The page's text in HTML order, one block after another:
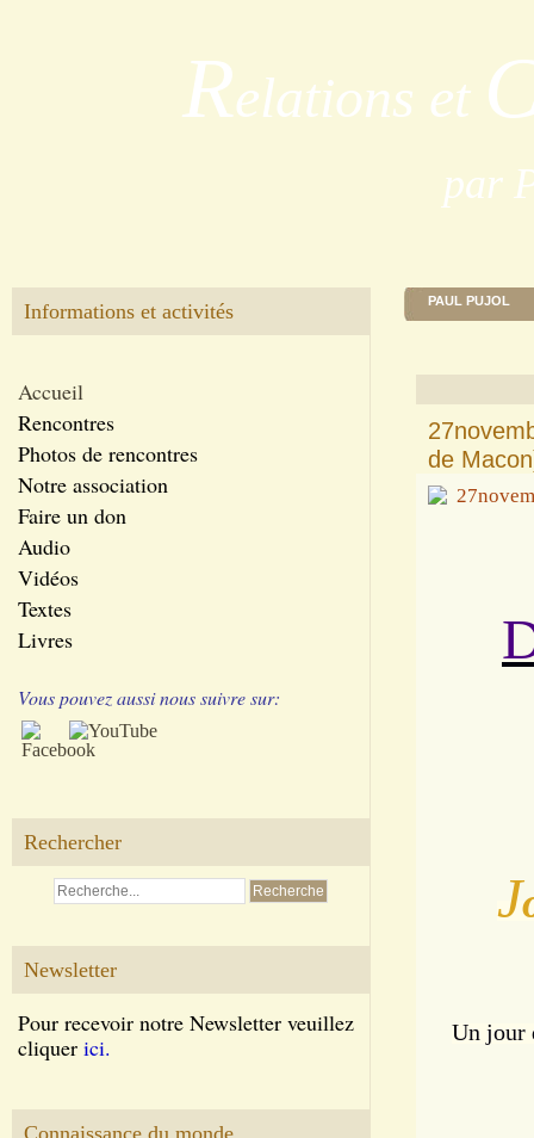
Relations et
par
Informations et activités
Accueil
Rencontres
Photos de rencontres
Notre association
Faire un don
Audio
Vidéos
Textes
Livres
Vous pouvez aussi nous suivre sur:
Rechercher
Newsletter
Pour recevoir notre Newsletter veuillez
cliquer ici.
Connaissance du monde
PAUL PUJOL
de
J
Un jour